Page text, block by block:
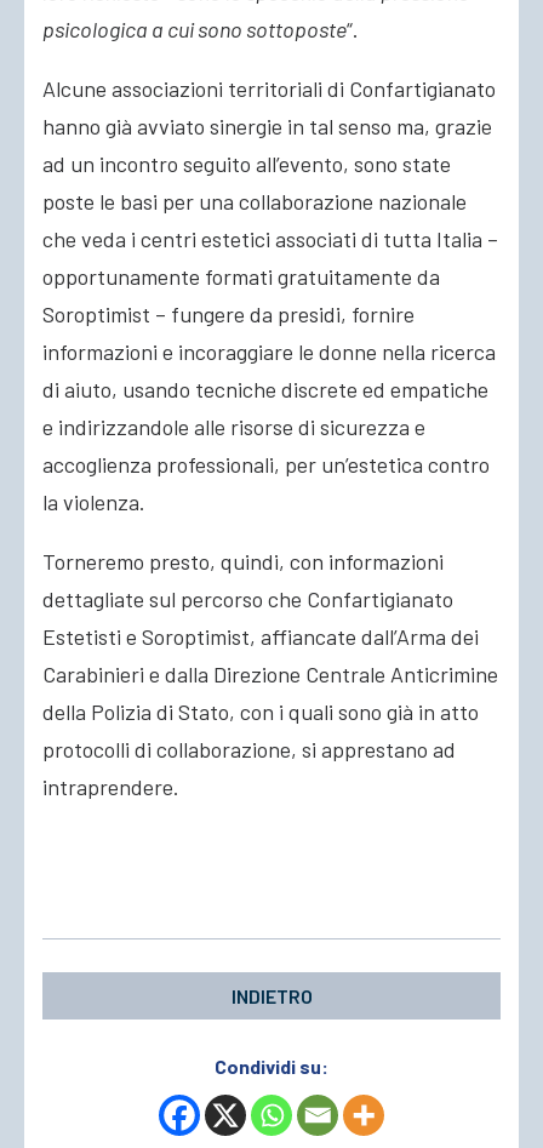
psicologica a cui sono sottoposte“.
Alcune associazioni territoriali di Confartigianato
hanno già avviato sinergie in tal senso ma, grazie
ad un incontro seguito all’evento, sono state
poste le basi per una collaborazione nazionale
che veda i centri estetici associati di tutta Italia –
opportunamente formati gratuitamente da
Soroptimist – fungere da presidi, fornire
informazioni e incoraggiare le donne nella ricerca
di aiuto, usando tecniche discrete ed empatiche
e indirizzandole alle risorse di sicurezza e
accoglienza professionali, per un’estetica contro
la violenza.
Torneremo presto, quindi, con informazioni
dettagliate sul percorso che Confartigianato
Estetisti e Soroptimist, affiancate dall’Arma dei
Carabinieri e dalla Direzione Centrale Anticrimine
della Polizia di Stato, con i quali sono già in atto
protocolli di collaborazione, si apprestano ad
intraprendere.
INDIETRO
Condividi su: